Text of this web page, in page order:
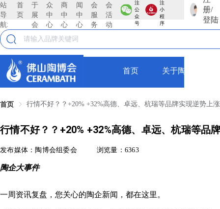
站
导
航:
首
页
于
展
会
众
中
心
商
中
心
闻
中
心
会
服
务
会
活
动
注
公
众
号
注
小
程
序
册/
登陆
首页 关于陶博会
首页 行情不好？？+20% +32%高德、卓远、杭瑞等品牌实现逆势上
行情不好？？+20% +32%高德、卓远、杭瑞等品
发布媒体：陶博会组委会 浏览量：6363
陶企大事件
一周资讯复盘，您关心的陶企新闻，都在这里。